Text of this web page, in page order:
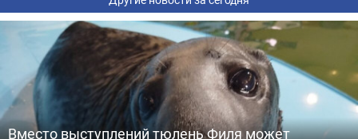
Вместо выступлений тюлень Филя может